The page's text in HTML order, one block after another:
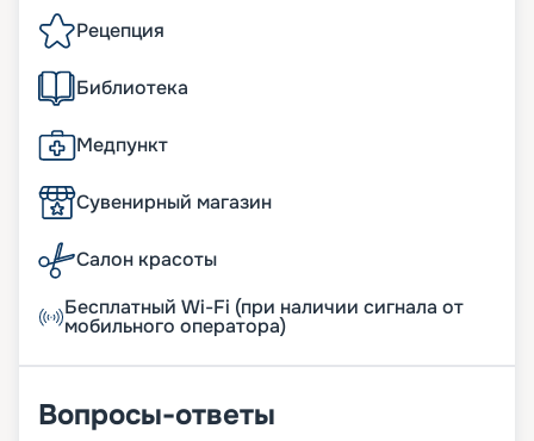
Рецепция
Библиотека
Медпункт
Сувенирный магазин
Салон красоты
Бесплатный Wi-Fi (при наличии сигнала от
мобильного оператора)
Вопросы-ответы